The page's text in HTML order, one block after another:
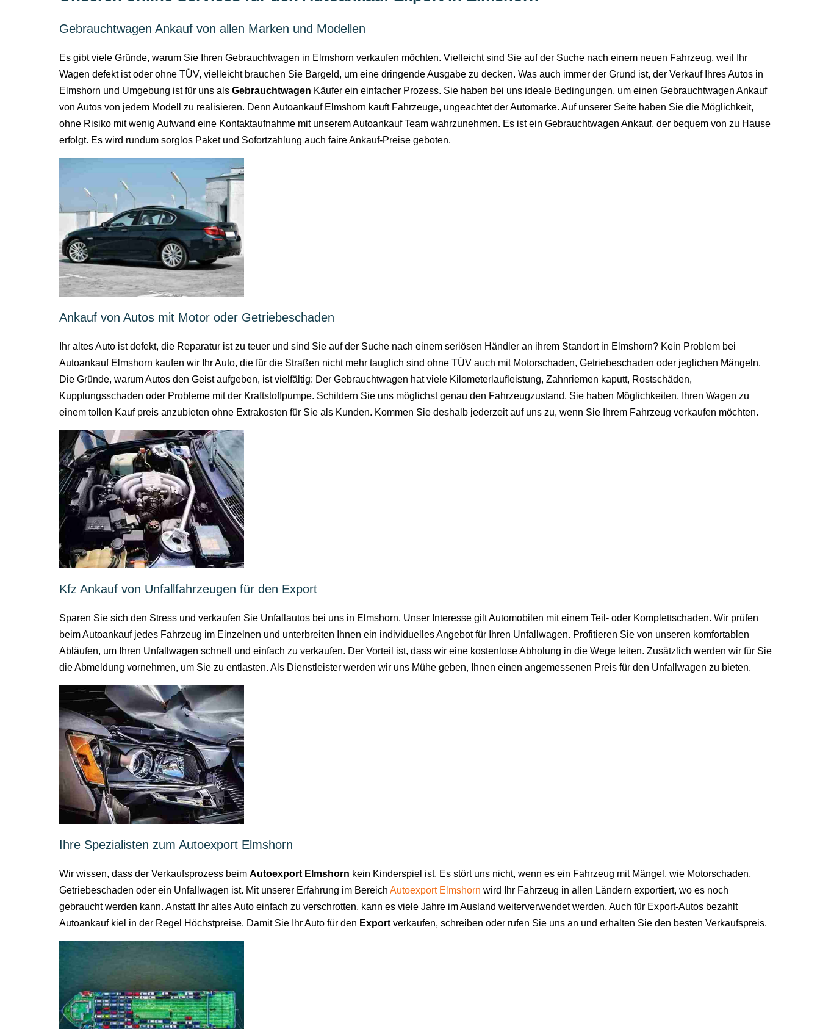
Gebrauchtwagen Ankauf von allen Marken und Modellen
Es gibt viele Gründe, warum Sie Ihren Gebrauchtwagen in Elmshorn verkaufen möchten. Vielleicht sind Sie auf der Suche nach einem neuen Fahrzeug, weil Ihr
Wagen defekt ist oder ohne TÜV, vielleicht brauchen Sie Bargeld, um eine dringende Ausgabe zu decken. Was auch immer der Grund ist, der Verkauf Ihres Autos in
Elmshorn und Umgebung ist für uns als Gebrauchtwagen Käufer ein einfacher Prozess. Sie haben bei uns ideale Bedingungen, um einen Gebrauchtwagen Ankauf
von Autos von jedem Modell zu realisieren. Denn Autoankauf Elmshorn kauft Fahrzeuge, ungeachtet der Automarke. Auf unserer Seite haben Sie die Möglichkeit,
ohne Risiko mit wenig Aufwand eine Kontaktaufnahme mit unserem Autoankauf Team wahrzunehmen. Es ist ein Gebrauchtwagen Ankauf, der bequem von zu Hause
erfolgt. Es wird rundum sorglos Paket und Sofortzahlung auch faire Ankauf-Preise geboten.
Ankauf von Autos mit Motor oder Getriebeschaden
Ihr altes Auto ist defekt, die Reparatur ist zu teuer und sind Sie auf der Suche nach einem seriösen Händler an ihrem Standort in Elmshorn? Kein Problem bei
Autoankauf Elmshorn kaufen wir Ihr Auto, die für die Straßen nicht mehr tauglich sind ohne TÜV auch mit Motorschaden, Getriebeschaden oder jeglichen Mängeln.
Die Gründe, warum Autos den Geist aufgeben, ist vielfältig: Der Gebrauchtwagen hat viele Kilometerlaufleistung, Zahnriemen kaputt, Rostschäden,
Kupplungsschaden oder Probleme mit der Kraftstoffpumpe. Schildern Sie uns möglichst genau den Fahrzeugzustand. Sie haben Möglichkeiten, Ihren Wagen zu
einem tollen Kauf preis anzubieten ohne Extrakosten für Sie als Kunden. Kommen Sie deshalb jederzeit auf uns zu, wenn Sie Ihrem Fahrzeug verkaufen möchten.
Kfz Ankauf von Unfallfahrzeugen für den Export
Sparen Sie sich den Stress und verkaufen Sie Unfallautos bei uns in Elmshorn. Unser Interesse gilt Automobilen mit einem Teil- oder Komplettschaden. Wir prüfen
beim Autoankauf jedes Fahrzeug im Einzelnen und unterbreiten Ihnen ein individuelles Angebot für Ihren Unfallwagen. Profitieren Sie von unseren komfortablen
Abläufen, um Ihren Unfallwagen schnell und einfach zu verkaufen. Der Vorteil ist, dass wir eine kostenlose Abholung in die Wege leiten. Zusätzlich werden wir für Sie
die Abmeldung vornehmen, um Sie zu entlasten. Als Dienstleister werden wir uns Mühe geben, Ihnen einen angemessenen Preis für den Unfallwagen zu bieten.
Ihre Spezialisten zum Autoexport Elmshorn
Wir wissen, dass der Verkaufsprozess beim Autoexport Elmshorn kein Kinderspiel ist. Es stört uns nicht, wenn es ein Fahrzeug mit Mängel, wie Motorschaden,
Getriebeschaden oder ein Unfallwagen ist. Mit unserer Erfahrung im Bereich Autoexport Elmshorn wird Ihr Fahrzeug in allen Ländern exportiert, wo es noch
gebraucht werden kann. Anstatt Ihr altes Auto einfach zu verschrotten, kann es viele Jahre im Ausland weiterverwendet werden. Auch für Export-Autos bezahlt
Autoankauf kiel in der Regel Höchstpreise. Damit Sie Ihr Auto für den Export verkaufen, schreiben oder rufen Sie uns an und erhalten Sie den besten Verkaufspreis.